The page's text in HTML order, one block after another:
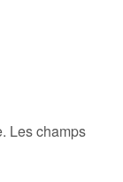
Les champs